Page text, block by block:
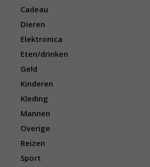
Cadeau
Dieren
Elektronica
Eten/drinken
Geld
Kinderen
Kleding
Mannen
Overige
Reizen
Sport